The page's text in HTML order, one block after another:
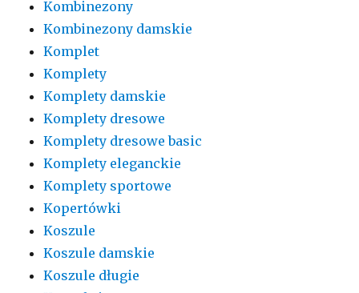
Kombinezony
Kombinezony damskie
Komplet
Komplety
Komplety damskie
Komplety dresowe
Komplety dresowe basic
Komplety eleganckie
Komplety sportowe
Kopertówki
Koszule
Koszule damskie
Koszule długie